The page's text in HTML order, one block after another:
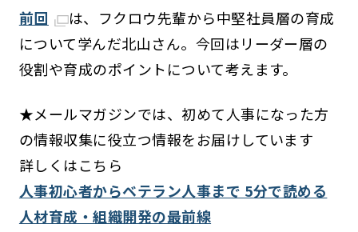
前回
は、フクロウ先輩から中堅社員層の育成
について学んだ北山さん。今回はリーダー層の
役割や育成のポイントについて考えます。
★メールマガジンでは、初めて人事になった方
の情報収集に役立つ情報をお届けしています
詳しくはこちら
人事初心者からベテラン人事まで 5分で読める
人材育成・組織開発の最前線